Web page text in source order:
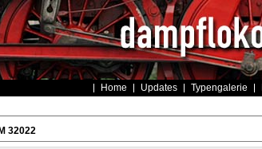
Home Updates Typengalerie
32022